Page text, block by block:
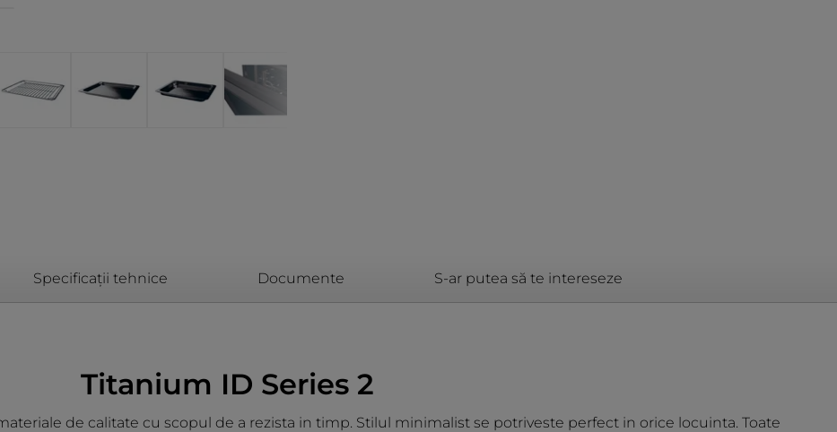
Specificații tehnice Documente S-ar putea să te intereseze
Titanium ID Series 2
de calitate cu scopul de a rezista in timp. Stilul minimalist se potriveste perfect in orice locuinta. Toate